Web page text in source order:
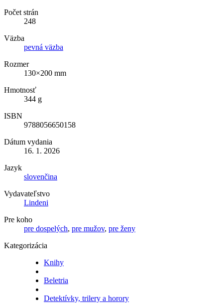
Počet strán
248
Väzba
pevná väzba
Rozmer
130×200 mm
Hmotnosť
344 g
ISBN
9788056650158
Dátum vydania
16. 1. 2026
Jazyk
slovenčina
Vydavateľstvo
Lindeni
Pre koho
pre dospelých, pre mužov, pre ženy
Kategorizácia
Knihy
Beletria
Detektívky, trilery a horory